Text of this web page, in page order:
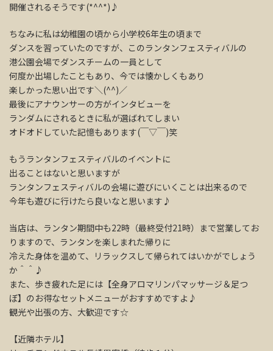
開催されるそうです(*^^*)♪
ちなみに私は幼稚園の頃から小学校6年生の頃まで
ダンスを習っていたのですが、このランタンフェスティバルの
港公園会場でダンスチームの一員として
何度か出場したこともあり、今では懐かしくもあり
楽しかった思い出です＼(^^)／
最後にアナウンサーの方がインタビューを
ランダムにされるときに私が選ばれてしまい
オドオドしていた記憶もあります(￣▽￣)笑
もうランタンフェスティバルのイベントに
出ることはないと思いますが
ランタンフェスティバルの会場に遊びにいくことは出来るので
今年も遊びに行けたら良いなと思います♪
当店は、ランタン期間中も22時（最終受付21時）まで営業してお
りますので、ランタンを楽しまれた帰りに
冷えた身体を温めて、リラックスして帰られてはいかがでしょう
か＾＾♪
また、歩き疲れた足には【全身アロマリンパマッサージ＆足つ
ぼ】のお得なセットメニューがおすすめですよ♪
観光や出張の方、大歓迎です☆
【近隣ホテル】